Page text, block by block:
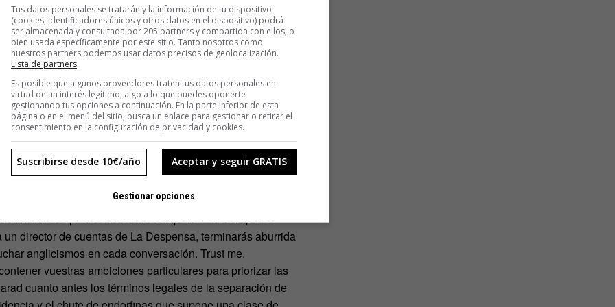
intensas de Sr. Chinarro («pasé por Madrid, la
(…)») y coqueteos novelescos. Si lo encontráis, vuestros
por Gmail.
el amor verdadero y recorriendo la ciudad en busca de
de fotografía. Terminaréis aborreciéndoos y borrando el
que se enamoran, trabajan juntos durante veinte años hasta
un bodorrio donde hasta las servilletas tienen
historias ficticias contadas junto al fuego.
El fondo y la forma. Las Vans con 40 años y los tacones
una bronca por dejar siempre los calzoncillos tirados
dormir en una cama hecha. Te pondrás más mona para
mientras sopesa seriamente comprarse unos zapatos.
un director de cuentas de La Despensa, terminarás aburrida
anglicismos en cada conversación. Trust me.
vuestras ambiciones particulares para priorizar las
cuanto antes los términos legales de la separación de
Tus datos personales se tratarán y la información de tu dispositivo
(cookies, identificadores únicos y otros datos en el dispositivo) podrá
ser almacenada y consultada por 205 partners y compartida con ellos, o
bien usada específicamente por este sitio. Tanto nosotros como
nuestros partners podemos usar datos precisos de geolocalización.
Lista de partners.
Es posible que algunos proveedores traten tus datos personales en
virtud de un interés legítimo, algo a lo que puedes oponerte
gestionando tus opciones a continuación. En la parte inferior de esta
página o en el menú del sitio, busca un enlace para gestionar o retirar el
consentimiento en la configuración de privacidad y cookies.
Aceptar y seguir GRATIS
Suscribirse desde 10€/año
Gestionar opciones